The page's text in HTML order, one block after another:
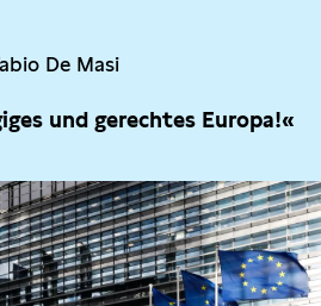
De Masi
und gerechtes Europa!«